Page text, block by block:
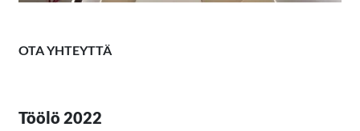
OTA YHTEYTTÄ
Töölö 2022